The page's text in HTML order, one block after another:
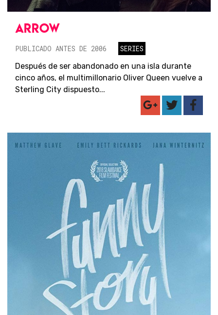
ARROW
PUBLICADO ANTES DE 2006
SERIES
Después de ser abandonado en una isla durante
cinco años, el multimillonario Oliver Queen vuelve a
Sterling City dispuesto...